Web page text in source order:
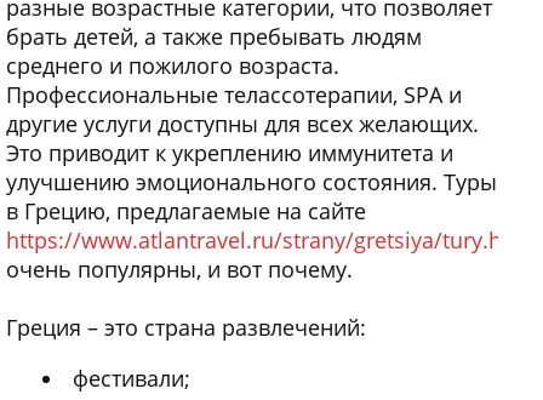
разные возрастные категории, что позволяет
брать детей, а также пребывать людям
среднего и пожилого возраста.
Профессиональные телассотерапии, SPA и
другие услуги доступны для всех желающих.
Это приводит к укреплению иммунитета и
улучшению эмоционального состояния. Туры
в Грецию, предлагаемые на сайте
https://www.atlantravel.ru/strany/gretsiya/tury.html
очень популярны, и вот почему.
Греция – это страна развлечений:
фестивали;